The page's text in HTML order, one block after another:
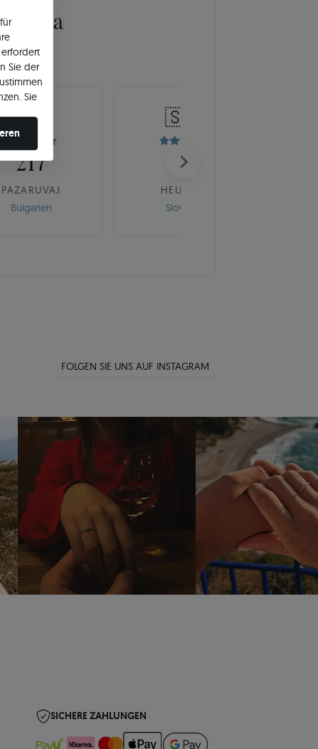
🇧🇬
217
PAZARUVAJ
Bulgarien
🇸🇰
175
HEUREKA
Slowakei
FOLGEN SIE UNS AUF INSTAGRAM
SICHERE ZAHLUNGEN
Sie der
Sie